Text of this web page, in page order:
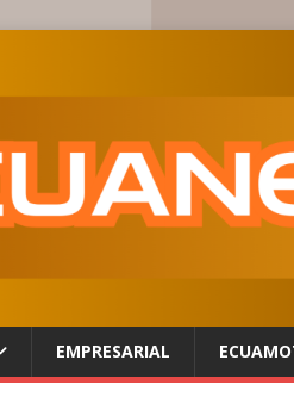
EMPRESARIAL